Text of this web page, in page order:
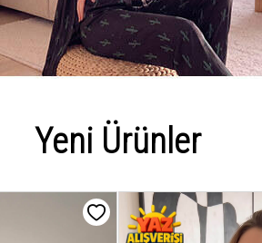
Yeni Ürünler